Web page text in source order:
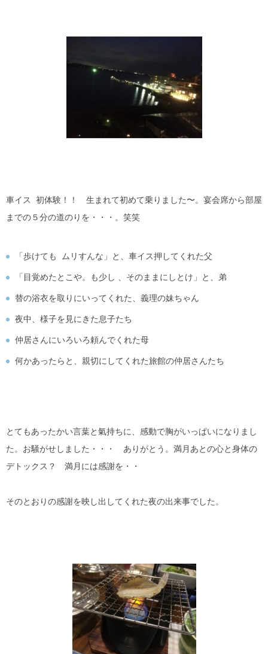
車イス 初体験！！ 生まれて初めて乗りました〜。宴会席から部屋
までの５分の道のりを・・・。笑笑
「歩けても ムリすんな」と、車イス押してくれた父
「目覚めたとこや。も少し 、そのままにしとけ」と、弟
替の浴衣を取りにいってくれた、義理の妹ちゃん
夜中、様子を見にきた息子たち
仲居さんにいろいろ頼んでくれた母
何かあったらと、親切にしてくれた旅館の仲居さんたち
とてもあったかい言葉と氣持ちに、感動で胸がいっぱいになりまし
た。お騒がせしました・・・ ありがとう。満月あとの心と身体の
デトックス？ 満月には感謝を・・
そのとおりの感謝を映し出してくれた夜の出来事でした。